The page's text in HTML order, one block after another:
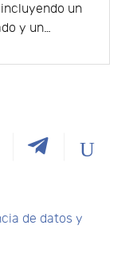
un
y un…
de datos y